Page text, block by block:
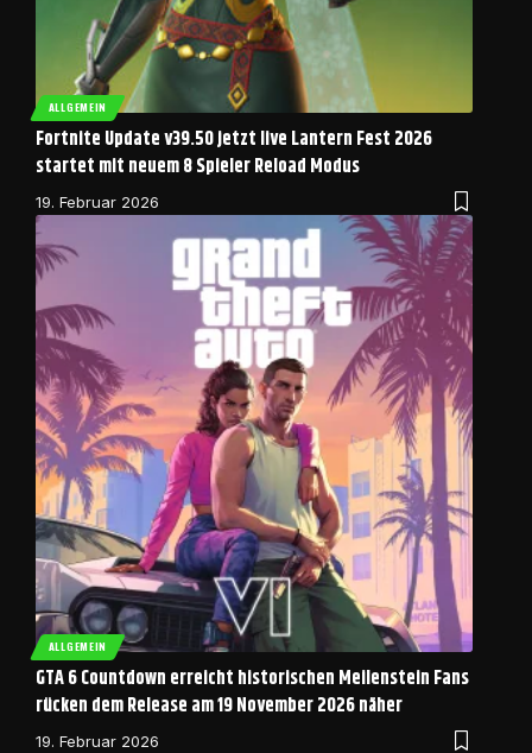
ALLGEMEIN
Fortnite Update v39.50 jetzt live Lantern Fest 2026
startet mit neuem 8 Spieler Reload Modus
19. Februar 2026
ALLGEMEIN
GTA 6 Countdown erreicht historischen Meilenstein Fans
rücken dem Release am 19 November 2026 näher
19. Februar 2026